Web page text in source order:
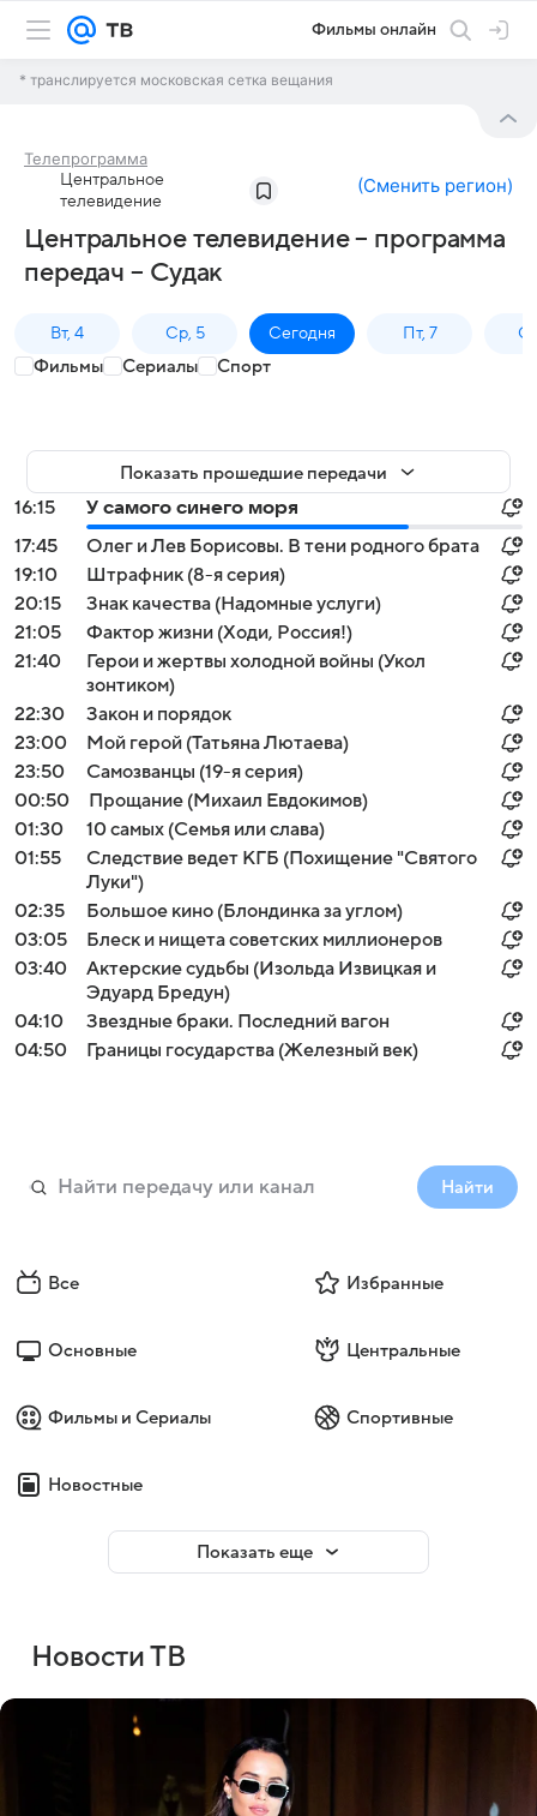
Фильмы онлайн
* транслируется московская сетка вещания
Телепрограмма
Центральное
телевидение
(Сменить регион)
Центральное телевидение – программа
передач – Судак
Вт, 4 Ср, 5 Сегодня Пт, 7
Фильмы Сериалы Спорт
Показать прошедшие передачи
16:15
У самого синего моря
17:45
Олег и Лев Борисовы. В тени родного брата
19:10
Штрафник (8-я серия)
20:15
Знак качества (Надомные услуги)
21:05
Фактор жизни (Ходи, Россия!)
21:40
Герои и жертвы холодной войны (Укол
зонтиком)
22:30
Закон и порядок
23:00
Мой герой (Татьяна Лютаева)
23:50
Самозванцы (19-я серия)
00:50
Прощание (Михаил Евдокимов)
01:30
10 самых (Семья или слава)
01:55
Следствие ведет КГБ (Похищение "Святого
Луки")
02:35
Большое кино (Блондинка за углом)
03:05
Блеск и нищета советских миллионеров
03:40
Актерские судьбы (Изольда Извицкая и
Эдуард Бредун)
04:10
Звездные браки. Последний вагон
04:50
Границы государства (Железный век)
Найти
Все Избранные
Основные Центральные
Фильмы и Сериалы Спортивные
Новостные
Показать еще
Новости ТВ